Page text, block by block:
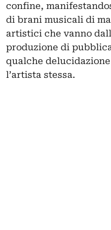
confine,
di brani musicali di
artistici che vanno
produzione di
qualche
l’artista stessa.